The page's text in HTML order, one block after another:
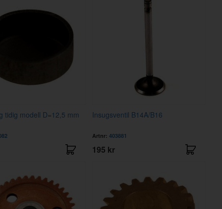
tidig modell D=12,5 mm Insugsventil B14A/B16
Artnr:403881
195 kr